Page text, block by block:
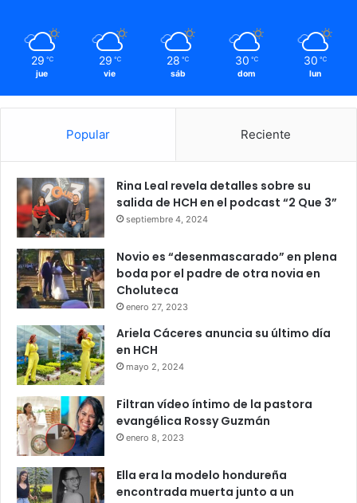
29 ℃
jue
29 ℃
vie
28 ℃
sáb
30 ℃
dom
30 ℃
lun
Popular Reciente
Rina Leal revela detalles sobre su
salida de HCH en el podcast “2 Que 3”
septiembre 4, 2024
Novio es “desenmascarado” en plena
boda por el padre de otra novia en
Choluteca
enero 27, 2023
Ariela Cáceres anuncia su último día
en HCH
mayo 2, 2024
Filtran vídeo íntimo de la pastora
evangélica Rossy Guzmán
enero 8, 2023
Ella era la modelo hondureña
encontrada muerta junto a un